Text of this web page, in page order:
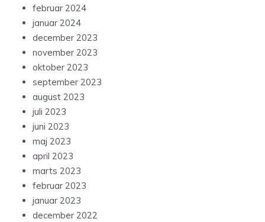
februar 2024
januar 2024
december 2023
november 2023
oktober 2023
september 2023
august 2023
juli 2023
juni 2023
maj 2023
april 2023
marts 2023
februar 2023
januar 2023
december 2022